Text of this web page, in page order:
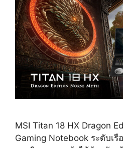
MSI Titan 18 HX Dragon
Gaming Notebook ระดับเ